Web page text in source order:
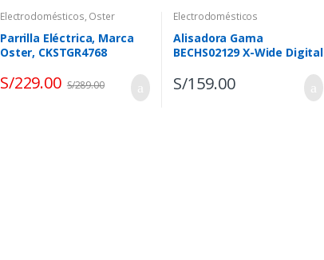
Electrodomésticos, Oster
Parrilla Eléctrica, Marca
Oster, CKSTGR4768
S/229.00 S/289.00
Electrodomésticos
Alisadora Gama
BECHS02129 X-Wide Digital
S/159.00